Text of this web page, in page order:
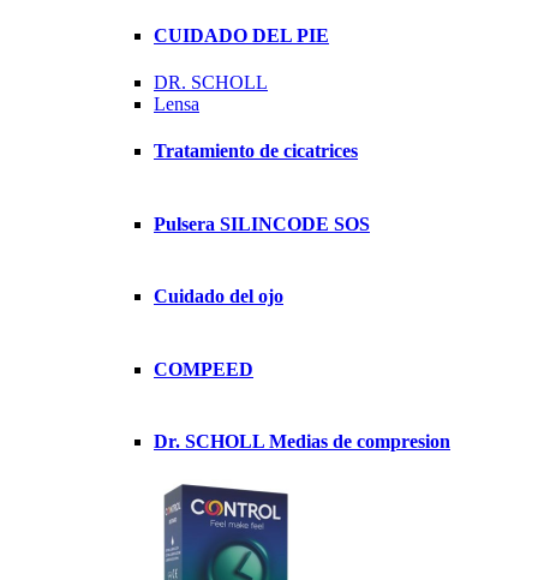
CUIDADO DEL PIE
DR. SCHOLL
Lensa
Tratamiento de cicatrices
Pulsera SILINCODE SOS
Cuidado del ojo
COMPEED
Dr. SCHOLL Medias de compresion